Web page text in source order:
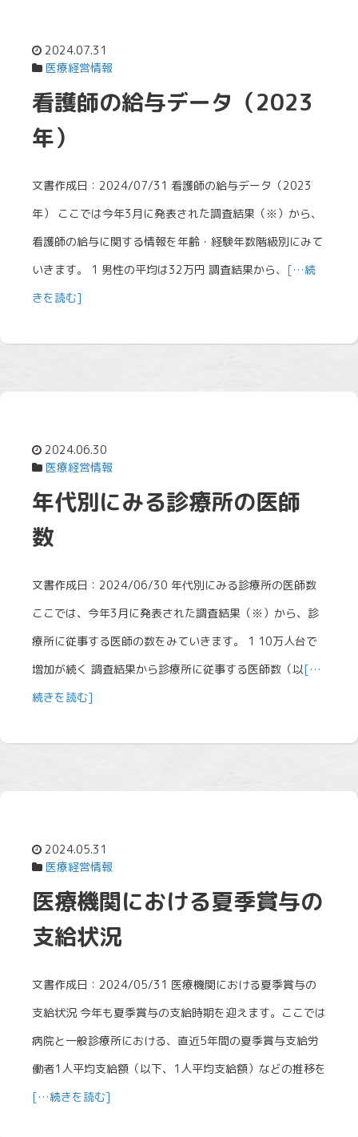
2024.07.31
医療経営情報
看護師の給与データ（2023
年）
文書作成日：2024/07/31 看護師の給与データ（2023
年） ここでは今年3月に発表された調査結果（※）から、
看護師の給与に関する情報を年齢・経験年数階級別にみて
いきます。 1 男性の平均は32万円 調査結果から、 […続
きを読む]
2024.06.30
医療経営情報
年代別にみる診療所の医師
数
文書作成日：2024/06/30 年代別にみる診療所の医師数
ここでは、今年3月に発表された調査結果（※）から、診
療所に従事する医師の数をみていきます。 1 10万人台で
増加が続く 調査結果から診療所に従事する医師数（以[…
続きを読む]
2024.05.31
医療経営情報
医療機関における夏季賞与の
支給状況
文書作成日：2024/05/31 医療機関における夏季賞与の
支給状況 今年も夏季賞与の支給時期を迎えます。ここでは
病院と一般診療所における、直近5年間の夏季賞与支給労
働者1人平均支給額（以下、1人平均支給額）などの推移を
[…続きを読む]